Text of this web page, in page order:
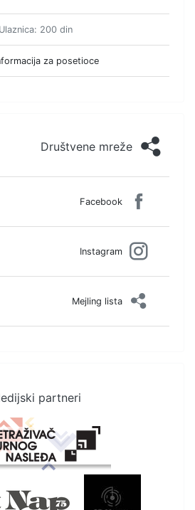
Ulaznica: 200 din
za posetioce
Društvene mreže
Facebook
Instagram
Mejling lista
partneri